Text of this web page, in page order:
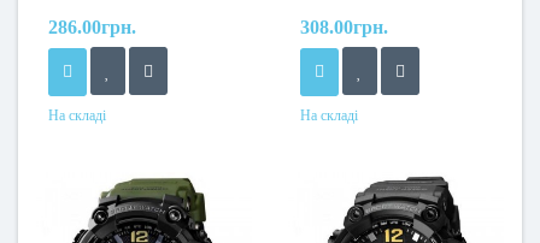
286.00грн.
На складі
308.00грн.
На складі